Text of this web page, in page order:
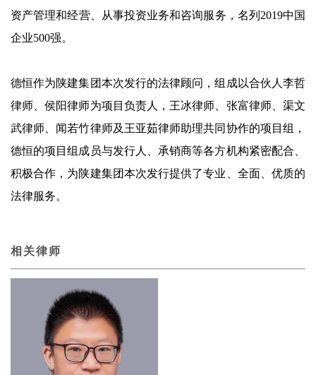
资产管理和经营、从事投资业务和咨询服务，名列2019中国
企业500强。
德恒作为陕建集团本次发行的法律顾问，组成以合伙人李哲
律师、侯阳律师为项目负责人，王冰律师、张富律师、渠文
武律师、闻若竹律师及王亚茹律师助理共同协作的项目组，
德恒的项目组成员与发行人、承销商等各方机构紧密配合、
积极合作，为陕建集团本次发行提供了专业、全面、优质的
法律服务。
相关律师